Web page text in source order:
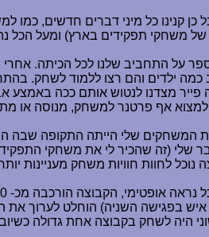
קנינו כל מיני דברים חדשים, כמו
של משחקי תפקידים בארץ) ומעל הכל
על התחביב שלנו לכל הכיתה.
כמה ילדים והם רצו ללמוד לשחק.
פייר מצדנו לנטוש אותם ככה
אף פרטנר למשחק, מנוסה או
המשחקים שלי הייתה התקופה שבה
שלי (זה שהכיר לי את משחקי
נוכל לחוות חוויות משחק
שהקבוצה גדלה לממדים עצומים (כ- 20 איש